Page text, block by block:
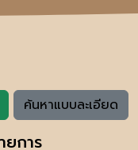
ค้นหาแบบละเอียด
การ